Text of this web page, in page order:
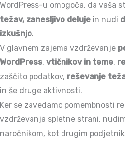
WordPress-u omogoča, da vaša
težav, zanesljivo deluje in nudi
izkušnjo.
V glavnem zajema vzdrževanje
WordPress, vtičnikov in teme,
zaščito podatkov, reševanje
in še druge aktivnosti.
Ker se zavedamo pomembnosti
vzdrževanja spletne strani,
naročnikom, kot drugim